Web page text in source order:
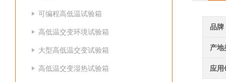
可编程高低温试验箱
高低温交变环境试验箱
大型高低温交变试验箱
高低温交变湿热试验箱
品牌
产地
应用